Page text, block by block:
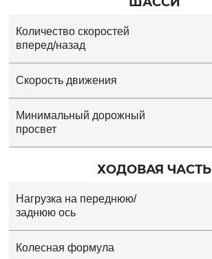
Количество скоростей
вперед/назад
Скорость движения
Минимальный дорожный
просвет
ХОДОВАЯ ЧАСТЬ
Нагрузка на переднюю/
заднюю ось
Колесная формула